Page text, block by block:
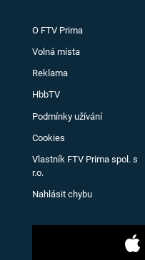
O FTV Prima
Volná místa
Reklama
HbbTV
Podmínky užívání
Cookies
Vlastník FTV Prima spol. s
r.o.
Nahlásit chybu